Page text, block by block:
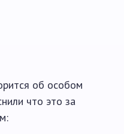
об особом
что это за